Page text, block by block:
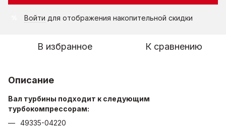
Войти для отображения накопительной скидки
В избранное К сравнению
Описание
Вал турбины подходит к следующим
турбокомпрессорам:
49335-04220